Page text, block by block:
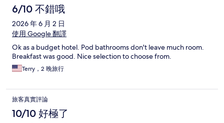
6/10 不錯哦
2026 年 6 月 2 日
使用 Google 翻譯
Ok as a budget hotel. Pod bathrooms don't leave much room.
Breakfast was good. Nice selection to choose from.
Terry，2 晚旅行
旅客真實評論
10/10 好極了